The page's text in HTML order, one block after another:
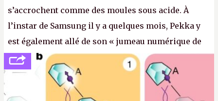
s’accrochent comme des moules sous acide. À
l’instar de Samsung il y a quelques mois, Pekka y
est également allé de son « jumeau numérique de
tout » et de l’importance des metasangsues, qu’il
considère comme «
la prochaine grande plateforme
informatique après le World Wide Web et le mobile